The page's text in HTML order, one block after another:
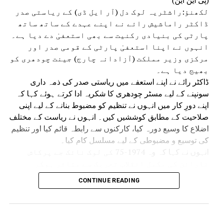
لکھنؤ:راشٹریہ لوک دل (آر ایل ڈی) کے ریاستی صدر
ڈاکٹر راماشیش رائے نے اپنے عہدے کے ساتھ ساتھ
پارٹی کی بنیادی رکنیت سے بھی استعفیٰ دے دیا ہے۔
انہوں نے اپنا استعفیٰ پارٹی کے قومی صدر اور
مرکزی وزیر مملکت (آزادانہ چارج) جینت چودھری کو
بھیج دیا ہے۔
ڈاکٹر رائے نے اپنے استعفے میں ریاستی صدر کی ذمہ داری
سونپنے کے لیے مسٹر چودھری کا شکریہ ادا کرتے ہوئے کہا کہ
اپنے دورِ کار میں انہوں نے تنظیم کو مضبوط بنانے کے لیے اپنی
صلاحیت کے مطابق کوششیں کیں۔ انہوں نے ریاست کے مختلف
اضلاع کا وسیع دورہ کیا، کارکنوں سے رابطہ قائم کیا اور تنظیم
کی توسیع و مضبوطی کے لیے مسلسل کام کیا۔
سیاست میں آئے تھے۔ اس وقت بدعنوانی، مہنگائی،
بے روزگاری، جمہوری اداروں کے زوال اور حکومت و
CONTINUE READING